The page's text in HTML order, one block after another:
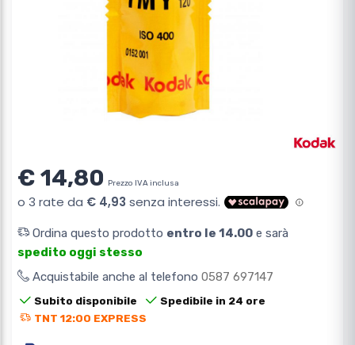
€ 14,80 Prezzo IVA inclusa
Ordina questo prodotto entro le 14.00 e sarà
spedito oggi stesso
Acquistabile anche al telefono 0587 697147
Subito disponibile
Spedibile in 24 ore
TNT 12:00 EXPRESS